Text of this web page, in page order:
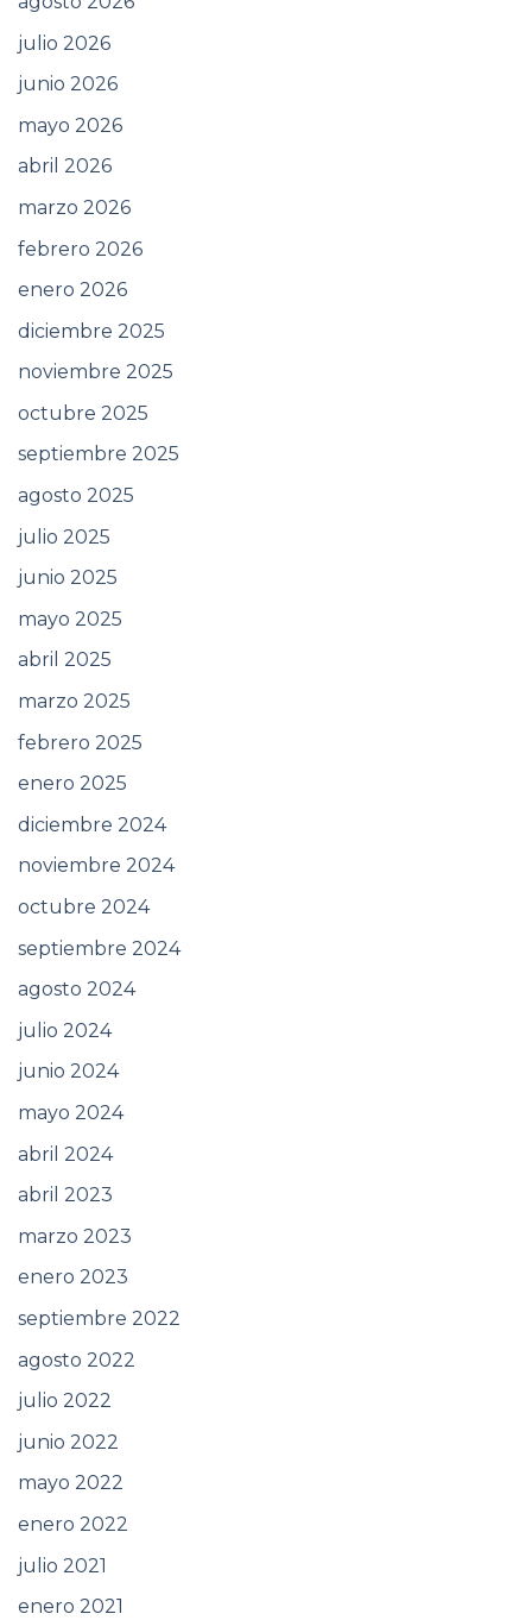
julio 2026
junio 2026
mayo 2026
abril 2026
marzo 2026
febrero 2026
enero 2026
diciembre 2025
noviembre 2025
octubre 2025
septiembre 2025
agosto 2025
julio 2025
junio 2025
mayo 2025
abril 2025
marzo 2025
febrero 2025
enero 2025
diciembre 2024
noviembre 2024
octubre 2024
septiembre 2024
agosto 2024
julio 2024
junio 2024
mayo 2024
abril 2024
abril 2023
marzo 2023
enero 2023
septiembre 2022
agosto 2022
julio 2022
junio 2022
mayo 2022
enero 2022
julio 2021
enero 2021